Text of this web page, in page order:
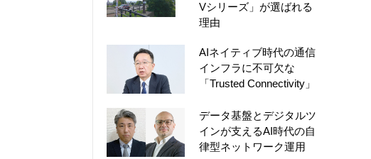
Vシリーズ」が選ばれる
理由
AIネイティブ時代の通信
インフラに不可欠な
「Trusted Connectivity」
データ基盤とデジタルツ
インが支えるAI時代の自
律型ネットワーク運用